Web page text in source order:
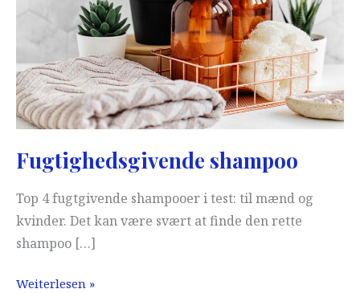
Fugtighedsgivende shampoo
Top 4 fugtgivende shampooer i test: til mænd og
kvinder. Det kan være svært at finde den rette
shampoo […]
Fugtighedsgivende
Weiterlesen »